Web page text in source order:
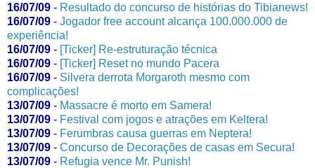
16/07/09 - Resultado do concurso de histórias do Tibianews!
16/07/09 - Jogador free account alcança 100.000.000 de
experiência!
16/07/09 - [Ticker] Re-estruturação técnica
16/07/09 - [Ticker] Reset no mundo Pacera
16/07/09 - Silvera derrota Morgaroth mesmo com
complicações!
13/07/09 - Massacre é morto em Samera!
13/07/09 - Festival com jogos e atrações em Keltera!
13/07/09 - Ferumbras causa guerras em Neptera!
13/07/09 - Concurso de Decorações de casas em Secura!
13/07/09 - Refugia vence Mr. Punish!